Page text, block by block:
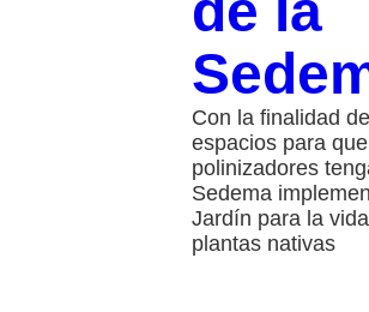
Con la finalidad
espacios para
polinizadores
Sedema
Jardín para la
plantas nativas